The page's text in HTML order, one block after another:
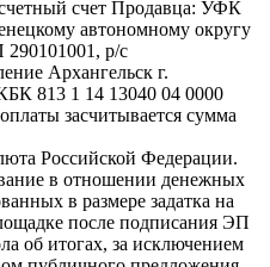
счет Продавца: УФК
автономному округу
р/с
Архангельск г.
813 1 14 13040 04 0000
засчитывается сумма
Российской Федерации.
в отношении денежных
в размере задатка на
после подписания ЭП
об итогах, за исключением